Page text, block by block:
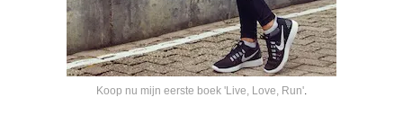
Koop nu mijn eerste boek 'Live, Love, Run'.